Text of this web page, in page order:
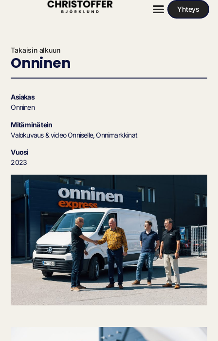
Yhteys
Takaisin alkuun
Onninen
Asiakas
Onninen
Mitä minä tein
Valokuvaus & video Onniselle, Onnimarkkinat
Vuosi
2023